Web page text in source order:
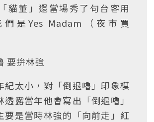
貓董」還當場秀了句台客用
是Yes Madam（夜市買
要拚林強
紀太小，對「倒退嚕」印象模
透露當年他會寫出「倒退嚕」
要是當時林強的「向前走」紅